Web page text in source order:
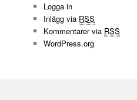
Logga in
Inlägg via RSS
Kommentarer via RSS
WordPress.org